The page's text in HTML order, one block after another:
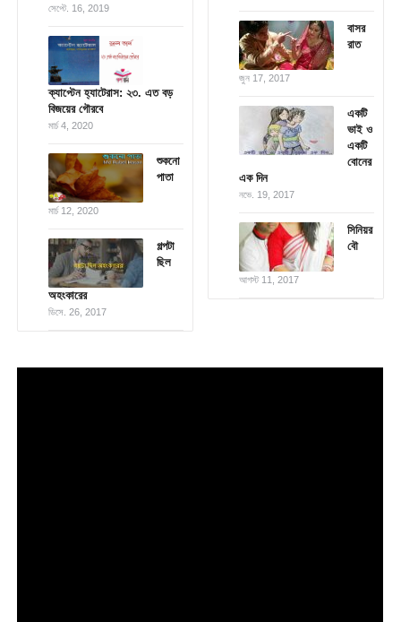
সেপ্টে. 16, 2019
ক্যাপ্টেন হ্যাটেরাস: ২৩. এত বড়
বিজয়ের গৌরবে
মার্চ 4, 2020
শুকনো
পাতা
মার্চ 12, 2020
গল্পটা
ছিল
অহংকারের
ডিসে. 26, 2017
বাসর
রাত
জুন 17, 2017
একটি
ভাই ও
একটি
বোনের
এক দিন
নভে. 19, 2017
সিনিয়র
বৌ
আগস্ট 11, 2017